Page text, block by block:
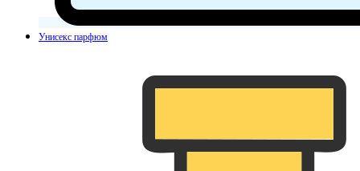
Унисекс парфюм